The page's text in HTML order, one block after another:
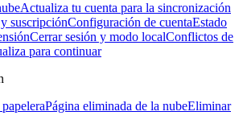
Actualiza tu cuenta para la sincronización
suscripciónConfiguración de cuentaEstado
Cerrar sesión y modo localConflictos de
para continuar
Página eliminada de la nubeEliminar